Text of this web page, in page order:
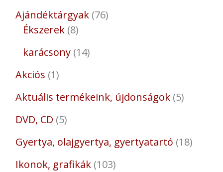
Ajándéktárgyak 76
Ékszerek 8
karácsony 14
Akciós 1
Aktuális termékeink, újdonságok 5
DVD, CD 5
Gyertya, olajgyertya, gyertyatartó 18
Ikonok, grafikák 103